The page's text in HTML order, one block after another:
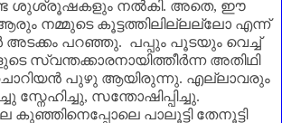
ശുശ്രൂഷകളും നൽകി. അതെ, ഈ
ആരും നമ്മുടെ കൂട്ടത്തിലില്ലല്ലോ എന്ന്
പറഞ്ഞു. പപ്പും പൂടയും വെച്ച്
സ്വന്തക്കാരനായിത്തീർന്ന അതിഥി
പുഴു ആയിരുന്നു. എല്ലാവരും
സ്നേഹിച്ചു, സന്തോഷിപ്പിച്ചു.
കുഞ്ഞിനെപ്പോലെ പാലൂട്ടി തേനൂട്ടി